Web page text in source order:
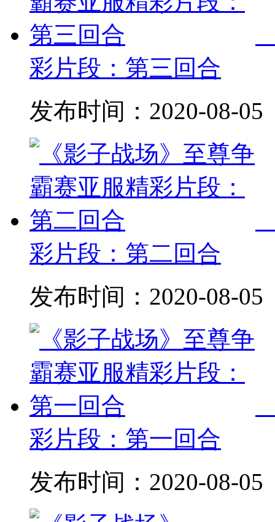
彩片段：第三回合
发布时间： 2020-08-05
彩片段：第二回合
发布时间： 2020-08-05
彩片段：第一回合
发布时间： 2020-08-05